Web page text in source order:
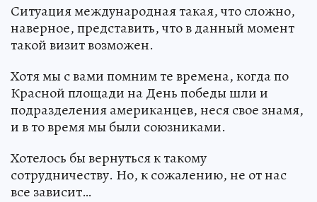
Ситуация международная такая, что сложно,
наверное, представить, что в данный момент
такой визит возможен.
Хотя мы с вами помним те времена, когда по
Красной площади на День победы шли и
подразделения американцев, неся свое знамя,
и в то время мы были союзниками.
Хотелось бы вернуться к такому
сотрудничеству. Но, к сожалению, не от нас
все зависит…